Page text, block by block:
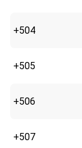
+504
+505
+506
+507